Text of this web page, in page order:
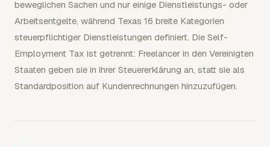
beweglichen Sachen und nur einige Dienstleistungs- oder
Arbeitsentgelte, während Texas 16 breite Kategorien
steuerpflichtiger Dienstleistungen definiert. Die Self-
Employment Tax ist getrennt: Freelancer in den Vereinigten
Staaten geben sie in ihrer Steuererklärung an, statt sie als
Standardposition auf Kundenrechnungen hinzuzufügen.